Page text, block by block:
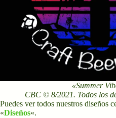
«Summer
CBC © 8/2021. Todos los
Puedes ver todos nuestros diseños
«Diseños«.